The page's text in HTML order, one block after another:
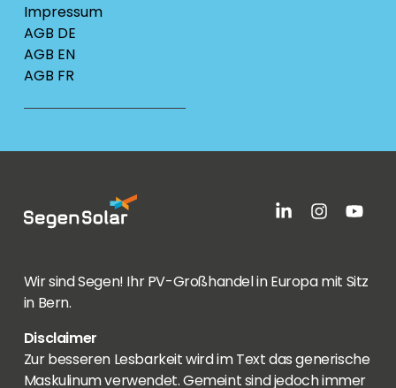
Impressum
AGB DE
AGB EN
AGB FR
Wir sind Segen! Ihr PV-Großhandel in Europa mit Sitz
in Bern.
Disclaimer
Zur besseren Lesbarkeit wird im Text das generische
Maskulinum verwendet. Gemeint sind jedoch immer